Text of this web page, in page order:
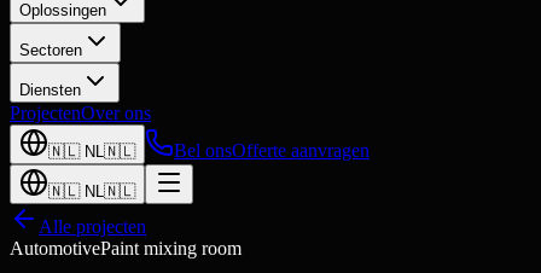
Oplossingen
Sectoren
Diensten
ProjectenOver ons
🇳🇱 NL🇳🇱 Bel onsOfferte aanvragen
🇳🇱 NL🇳🇱
Alle projecten
AutomotivePaint mixing room